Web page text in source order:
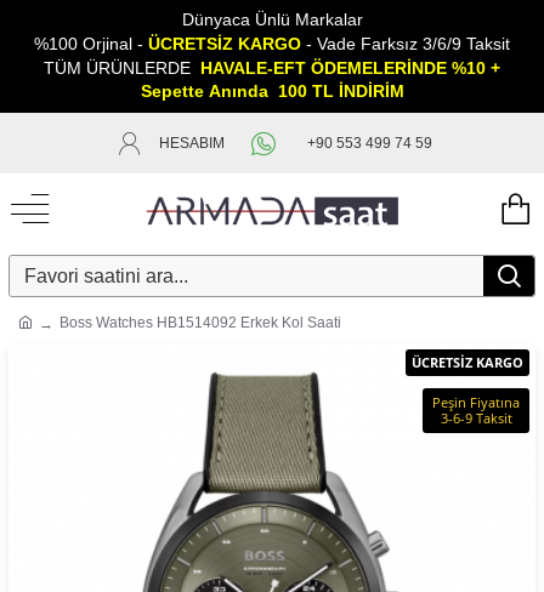
Dünyaca Ünlü Markalar
%100 Orjinal - ÜCRETSİZ KARGO - Vade Farksız 3/6/9 Taksit
TÜM ÜRÜNLERDE HAVALE-EFT ÖDEMELERİNDE %10 +
Sepette Anında 100 TL İNDİRİM
HESABIM +90 553 499 74 59
Boss Watches HB1514092 Erkek Kol Saati
ÜCRETSİZ KARGO
Peşin Fiyatına
3-6-9 Taksit